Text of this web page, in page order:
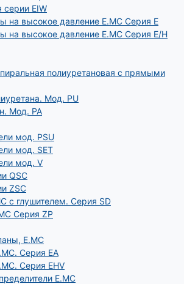
серии EIW
на высокое давление E.MC Серия E
на высокое давление E.MC Серия E/H
полиуретановая с прямыми
Мод. РU
Мод. PA
мод. PSU
мод. SET
мод. V
QSC
ZSC
с глушителем. Серия SD
Серия ZP
Е.МС
Серия EA
Серия EHV
E.MC